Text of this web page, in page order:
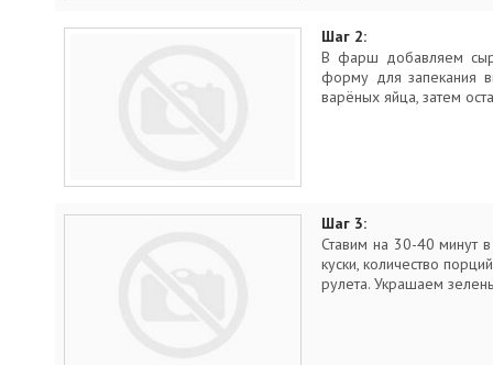
Шаг 2:
В фарш добавляем
форму для запекания
варёных яйца, затем
Шаг 3:
Ставим на 30-40 минут
куски, количество
рулета. Украшаем